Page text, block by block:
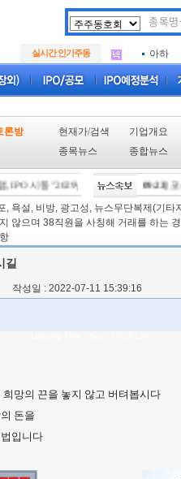
실시간 인기주동
아크로
.
삼성메
아하
.
삼성메
론방 현재가/검색
기업개요
종목뉴스
종합뉴스
시동 "2029년 방공망 체계 편입" [08/
[09:23]코
욕설, 비방, 광고성, 뉴스무단복제(기타
않으며 38직원을 사칭해 거래를 하는
길
작성일 : 2022-07-11 15:39:16
망의 끈을 놓지 않고 버텨봅시다
돈을
입니다